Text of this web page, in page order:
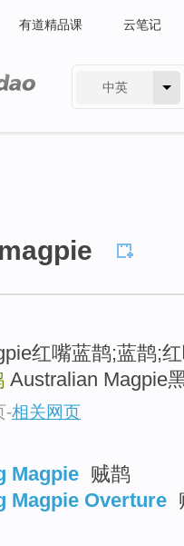
有道精品课 云笔记
中英
红嘴蓝鹊;蓝鹊;
Australian Magpie
-相关网页
Magpie 贼鹊
Magpie Overture